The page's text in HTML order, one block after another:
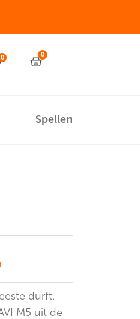
0 0
Spellen
durft.
M5 uit de